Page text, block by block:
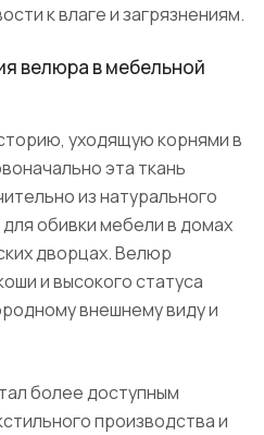
к влаге и загрязнениям.
велюра в мебельной
уходящую корнями в
эта ткань
из натурального
обивки мебели в домах
дворцах. Велюр
и высокого статуса
внешнему виду и
более доступным
производства и